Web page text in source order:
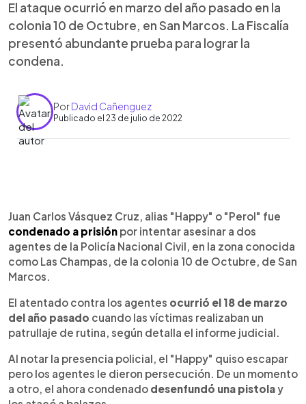
El ataque ocurrió en marzo del año pasado en la
colonia 10 de Octubre, en San Marcos. La Fiscalía
presentó abundante prueba para lograr la
condena.
PorDavid Cañenguez
Publicado el 23 de julio de 2022
Juan Carlos Vásquez Cruz, alias "Happy" o "Perol" fue
condenado a prisión por intentar asesinar a dos
agentes de la Policía Nacional Civil, en la zona conocida
como Las Champas, de la colonia 10 de Octubre, de San
Marcos.
El atentado contra los agentes ocurrió el 18 de marzo
del año pasado cuando las víctimas realizaban un
patrullaje de rutina, según detalla el informe judicial.
Al notar la presencia policial, el "Happy" quiso escapar
pero los agentes le dieron persecución. De un momento
a otro, el ahora condenado desenfundó una pistolay